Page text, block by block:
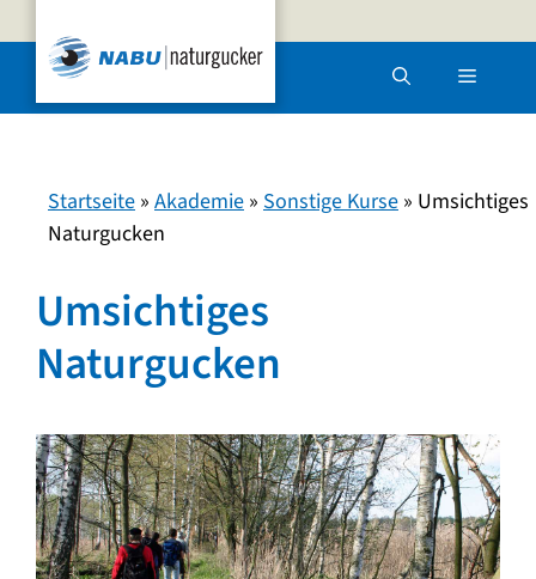
Inhalt
springen
Menü
Startseite » Akademie » Sonstige Kurse » Umsichtiges
Naturgucken
Umsichtiges
Naturgucken